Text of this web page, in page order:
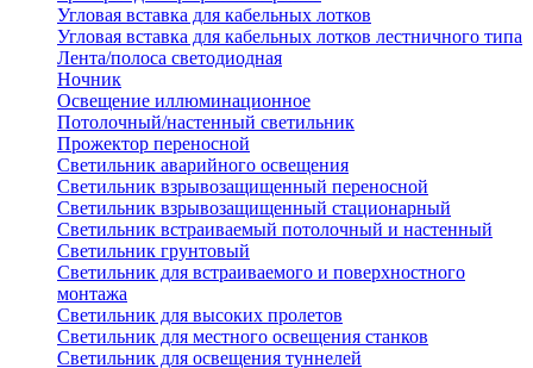
Угловая вставка для кабельных лотков
Угловая вставка для кабельных лотков лестничного типа
Лента/полоса светодиодная
Ночник
Освещение иллюминационное
Потолочный/настенный светильник
Прожектор переносной
Светильник аварийного освещения
Светильник взрывозащищенный переносной
Светильник взрывозащищенный стационарный
Светильник встраиваемый потолочный и настенный
Светильник грунтовый
Светильник для встраиваемого и поверхностного
монтажа
Светильник для высоких пролетов
Светильник для местного освещения станков
Светильник для освещения туннелей